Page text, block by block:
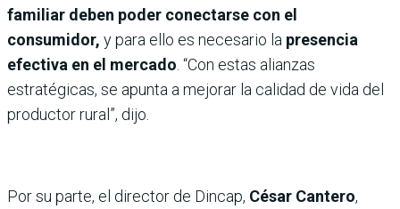
familiar deben poder conectarse con el
consumidor, y para ello es necesario la presencia
efectiva en el mercado . “Con estas alianzas
estratégicas, se apunta a mejorar la calidad de vida del
productor rural”, dijo.
Por su parte, el director de Dincap, César Cantero,